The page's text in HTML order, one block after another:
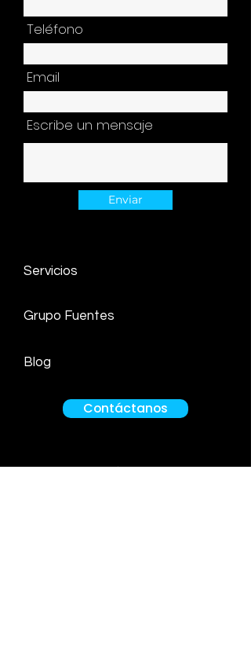
Teléfono
Email
Escribe un mensaje
Enviar
Servicios
Grupo Fuentes
Blog
Contáctanos
Av. Circunvalación del Golf los Inkas